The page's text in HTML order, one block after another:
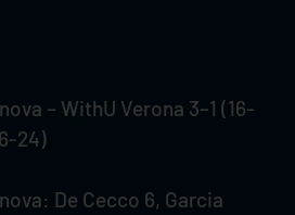
– WithU Verona 3–1 (16-
24)
De Cecco 6, Garcia